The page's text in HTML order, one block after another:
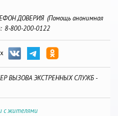
ДОВЕРИЯ (Помощь анонимная
8-800-200-0122
ВЫЗОВА ЭКСТРЕННЫХ СЛУЖБ -
с жителями